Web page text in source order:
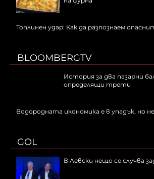
Топлинен удар: Как да разпознаем
BLOOMBERGTV
История за два пазарни
определящи трети
Водородната икономика е в упадък, но
GOL
В Левски нещо се случва